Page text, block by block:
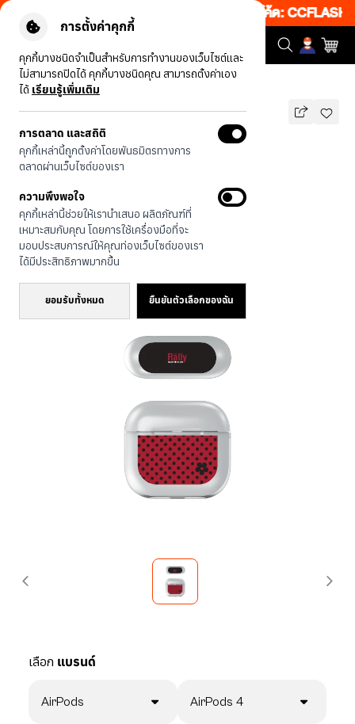
การตั้งค่าคุกกี้
คุกกี้บางชนิดจำเป็นสำหรับการทำงานของเว็บไซต์และ
ไม่สามารถปิดได้ คุกกี้บางชนิดคุณ สามารถตั้งค่าเอง
ได้ เรียนรู้เพิ่มเติม
การตลาด และสถิติ
คุกกี้เหล่านี้ถูกตั้งค่าโดยพันธมิตรทางการ
ตลาดผ่านเว็บไซต์ของเรา
ความพึงพอใจ
คุกกี้เหล่านี้ช่วยให้เรานำเสนอ ผลิตภัณฑ์ที่
เหมาะสมกับคุณ โดยการใช้เครื่องมือที่จะ
มอบประสบการณ์ให้คุณท่องเว็บไซต์ของเรา
ได้มีประสิทธิภาพมากขึ้น
ยอมรับทั้งหมด ยืนยันตัวเลือกของฉัน
50% เพียงช้อป 1 ชิ้น เริ่มคืนนี้ 19.00-00.00 โค้ด: CCFLASH1
รุ่นทั้งหมด Rally ลายเต่าทอง
Rally ลายเต่าทอง
590 บาท
ประหยัดไป 200
🔥 ลด 50% เมื่อซื้อ 1 ชิ้น โค้ด:
CCFLASH1
🔥 ลด 200.- ขั้นต่ำ 1,000.- โค้ด:
เลือก แบรนด์
AirPods AirPods 4